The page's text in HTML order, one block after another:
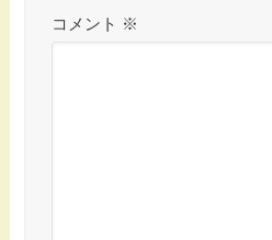
コメント ※